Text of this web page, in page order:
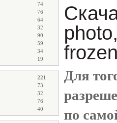
74
76
64
32
90
59
34
19
221
73
32
76
40
Для
по